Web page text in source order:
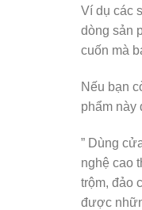
Ví dụ các
dòng sản
cuốn mà
Nếu bạn
phẩm này
” Dùng
nghệ cao
trộm, đảo
được